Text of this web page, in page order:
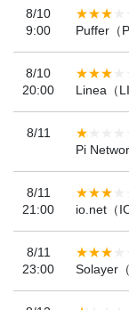
8/10
9:00
Puffer（
8/10
20:00
Linea（
8/11
Pi
8/11
21:00
io.net（
8/11
23:00
Solayer